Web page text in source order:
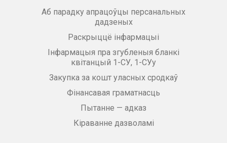
Аб парадку апрацоўцы персанальных
дадзеных
Раскрыццё інфармацыі
Інфармацыя пра згубленыя бланкі
квітанцый 1-СУ, 1-СУу
Закупка за кошт уласных сродкаў
Фінансавая граматнасць
Пытанне — адказ
Кіраванне дазволамі